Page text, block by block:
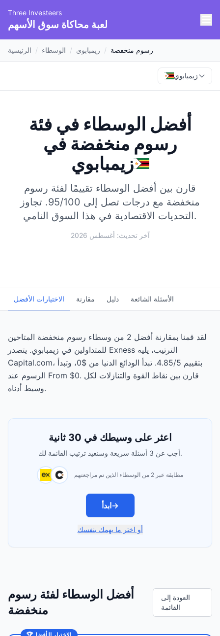
Three Investeers
لعبة محاكاة سوق الأسهم
الرئيسية / الوسطاء / زيمبابوي / رسوم منخفضة
زيمبابوي
أفضل الوسطاء في فئة
رسوم منخفضة في
زيمبابوي
قارن بين أفضل الوسطاء تقييمًا لفئة رسوم
منخفضة مع درجات تصل إلى 95/100.
تجاوز
التحديات الاقتصادية في هذا السوق النامي.
آخر تحديث: أغسطس 2026
الاختيارات الأفضل مقارنة دليل الأسئلة الشائعة
لقد قمنا بمقارنة أفضل 2 من وسطاء رسوم منخفضة المتاحين
للمتداولين في زيمبابوي. يتصدر Exness الترتيب، يليه
Capital.com، بتقييم 4.85/5. تبدأ الودائع الدنيا من $0، وتبدأ
الرسوم عند From $0. قارن بين نقاط القوة والتنازلات لكل
وسيط أدناه.
اعثر على وسيطك في 30 ثانية
أجب عن 3 أسئلة سريعة وسنعيد ترتيب القائمة لك.
مطابقة عبر 2 من الوسطاء الذين تم مراجعتهم
ابدأ→
أو اختر ما يهمك بنفسك
أفضل الوسطاء لفئة رسوم
منخفضة
العودة إلى
القائمة